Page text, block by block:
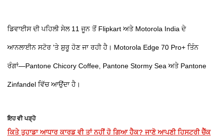
ਡਿਵਾਈਸ ਦੀ ਪਹਿਲੀ ਸੇਲ 11 ਜੂਨ ਤੋਂ Flipkart ਅਤੇ Motorola India ਦੇ
ਆਨਲਾਈਨ ਸਟੋਰ 'ਤੇ ਸ਼ੁਰੂ ਹੋਣ ਜਾ ਰਹੀ ਹੈ। Motorola Edge 70 Pro+ ਤਿੰਨ
ਰੰਗਾਂ—Pantone Chicory Coffee, Pantone Stormy Sea ਅਤੇ Pantone
Zinfandel ਵਿੱਚ ਆਉਂਦਾ ਹੈ।
ਇਹ ਵੀ ਪੜ੍ਹੋ
ਕਿਤੇ ਤੁਹਾਡਾ ਆਧਾਰ ਕਾਰਡ ਵੀ ਤਾਂ ਨਹੀਂ ਹੋ ਗਿਆ ਹੈਕ? ਜਾਣੋ ਆਪਣੀ ਹਿਸਟਰੀ ਚੈੱਕ